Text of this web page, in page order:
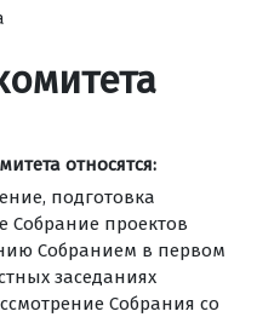
относятся:
подготовка
Собрание проектов
Собранием в первом
заседаниях
Собрания со